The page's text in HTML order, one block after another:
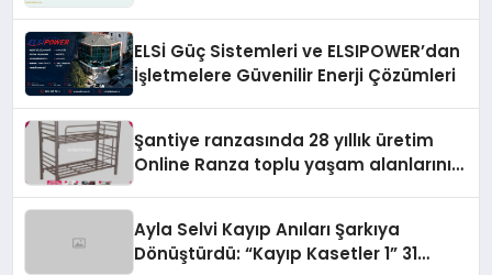
ELSİ Güç Sistemleri ve ELSIPOWER’dan
İşletmelere Güvenilir Enerji Çözümleri
Şantiye ranzasında 28 yıllık üretim
Online Ranza toplu yaşam alanlarını
Ayla Selvi Kayıp Anıları Şarkıya
Dönüştürdü: “Kayıp Kasetler 1” 31